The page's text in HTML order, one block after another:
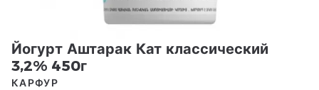
Йогурт Аштарак Кат классический
3,2% 450г
КАРФУР